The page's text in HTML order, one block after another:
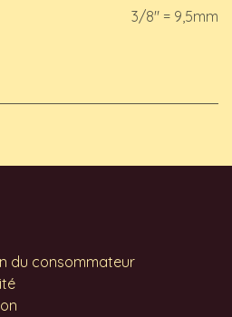
3/8" = 9,5mm
du consommateur